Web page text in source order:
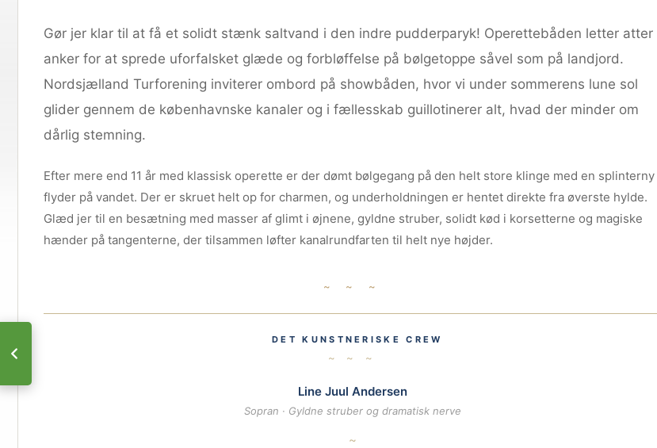
Gør jer klar til at få et solidt stænk saltvand i den indre pudderparyk! Operettebåden letter atter
anker for at sprede uforfalsket glæde og forbløffelse på bølgetoppe såvel som på landjord.
Nordsjælland Turforening inviterer ombord på showbåden, hvor vi under sommerens lune sol
glider gennem de københavnske kanaler og i fællesskab guillotinerer alt, hvad der minder om
dårlig stemning.
Efter mere end 11 år med klassisk operette er der dømt bølgegang på den helt store klinge med en splinterny
flyder på vandet. Der er skruet helt op for charmen, og underholdningen er hentet direkte fra øverste hylde.
Glæd jer til en besætning med masser af glimt i øjnene, gyldne struber, solidt kød i korsetterne og magiske
hænder på tangenterne, der tilsammen løfter kanalrundfarten til helt nye højder.
~ ~ ~
DET KUNSTNERISKE CREW
~ ~ ~
Line Juul Andersen
Sopran · Gyldne struber og dramatisk nerve
~